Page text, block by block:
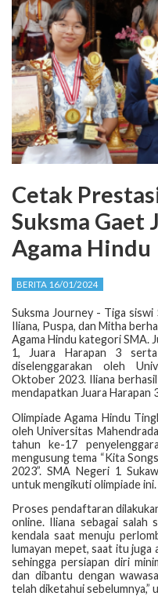
Cetak
Suksma Gaet
Agama Hindu
BERITA 16/01/2024
Suksma Journey - Tiga
Iliana, Puspa, dan Mitha
Agama Hindu kategori SMA.
1, Juara Harapan 3
diselenggarakan oleh
Oktober 2023. Iliana
mendapatkan Juara Harapan
Olimpiade Agama Hindu
oleh Universitas
tahun ke-17
mengusung tema “Kita
2023”. SMA Negeri 1
untuk mengikuti olimpiade ini.
Proses pendaftaran
online. Iliana sebagai salah
kendala saat menuju
lumayan mepet, saat itu
sehingga persiapan diri
dan dibantu dengan
telah diketahui sebelumnya,”